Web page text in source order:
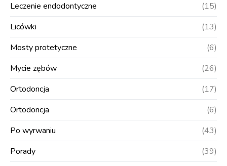
Leczenie endodontyczne
(15)
Licówki
(13)
Mosty protetyczne
(6)
Mycie zębów
(26)
Ortodoncja
(17)
Ortodoncja
(6)
Po wyrwaniu
(43)
Porady
(39)